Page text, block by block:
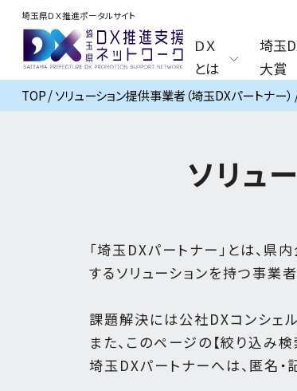
埼玉県ＤＸ推進ポータルサイト
ＤＸ
とは
埼玉
大賞
TOP ソリューション提供事業者（埼玉DXパートナー）
ソリュ
「埼玉DXパートナー」とは、
するソリューションを持つ事業者
課題解決には公社DXコンシェ
また、このページの【絞り込み
埼玉DXパートナーへは、匿名・